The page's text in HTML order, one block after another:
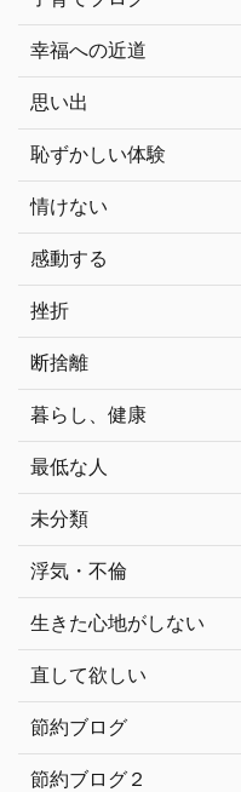
幸福への近道
思い出
恥ずかしい体験
情けない
感動する
挫折
断捨離
暮らし、健康
最低な人
未分類
浮気・不倫
生きた心地がしない
直して欲しい
節約ブログ
節約ブログ２